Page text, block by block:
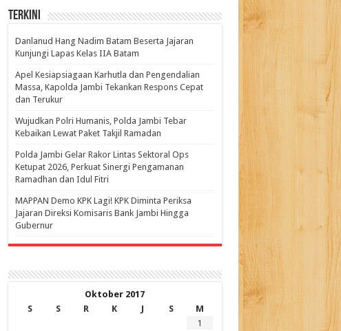
Terkini
Danlanud Hang Nadim Batam Beserta Jajaran
Kunjungi Lapas Kelas IIA Batam
Apel Kesiapsiagaan Karhutla dan Pengendalian
Massa, Kapolda Jambi Tekankan Respons Cepat
dan Terukur
Wujudkan Polri Humanis, Polda Jambi Tebar
Kebaikan Lewat Paket Takjil Ramadan
Polda Jambi Gelar Rakor Lintas Sektoral Ops
Ketupat 2026, Perkuat Sinergi Pengamanan
Ramadhan dan Idul Fitri
‎MAPPAN Demo KPK Lagi! KPK Diminta Periksa
Jajaran Direksi Komisaris Bank Jambi Hingga
Gubernur ‎
Oktober 2017
S
S R K J S
M
1